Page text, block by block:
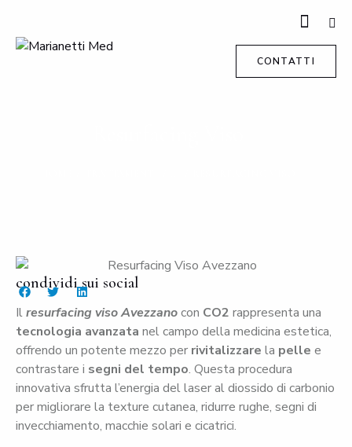
CONTATTI
condividi sui social
Ilresurfacing viso Avezzanocon CO2 rappresenta una
tecnologia avanzata nel campo della medicina estetica,
offrendo un potente mezzo per rivitalizzare la pelle e
contrastare i segni del tempo. Questa procedura
innovativa sfrutta l’energia del laser al diossido di carbonio
per migliorare la texture cutanea, ridurre rughe, segni di
invecchiamento, macchie solari e cicatrici.